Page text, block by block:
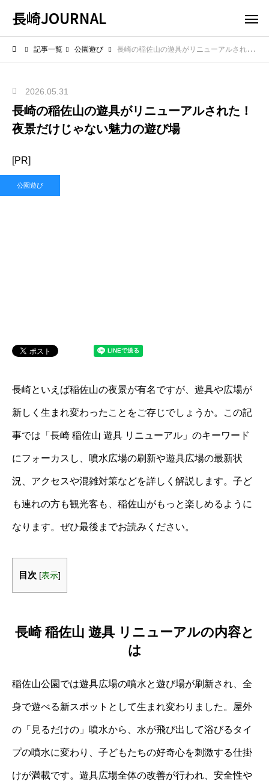
長崎JOURNAL
記事一覧 公園遊び 長崎の稲佐山の遊具がリニューアルされた！夜景だけじゃない魅力の遊び場
2026.05.31
長崎の稲佐山の遊具がリニューアルされた！
夜景だけじゃない魅力の遊び場
[PR]
公園遊び
長崎といえば稲佐山の夜景が有名ですが、遊具や広場が
新しく生まれ変わったことをご存じでしょうか。この記
事では「長崎 稲佐山 遊具 リニューアル」のキーワード
にフォーカスし、噴水広場の刷新や遊具広場の最新状
況、アクセスや混雑対策などを詳しく解説します。子ど
も連れの方も観光客も、稲佐山がもっと楽しめるように
なります。ぜひ最後までお読みください。
目次 [表示]
長崎 稲佐山 遊具 リニューアルの内容と
は
稲佐山公園では遊具広場の噴水と遊び場が刷新され、全
身で遊べる新スポットとして生まれ変わりました。屋外
の「見るだけの」噴水から、水が飛び出して浴びるタイ
プの噴水に変わり、子どもたちの好奇心を刺激する仕掛
けが満載です。遊具広場全体の改善が行われ、安全性や